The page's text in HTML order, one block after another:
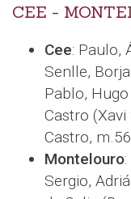
CEE -
Cee: Paulo,
Senlle,
Pablo,
Castro
Castro,
Montelouro
Sergio,